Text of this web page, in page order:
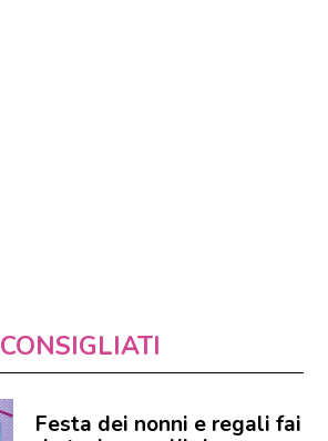
CONSIGLIATI
Festa dei nonni e regali fai